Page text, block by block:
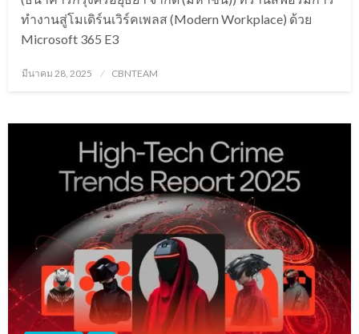
ทำงานสู่โมเดิร์นเวิร์คเพลส (Modern Workplace) ด้วย
Microsoft 365 E3
Posted
มีนาคม 28, 2025 CBNTEAM